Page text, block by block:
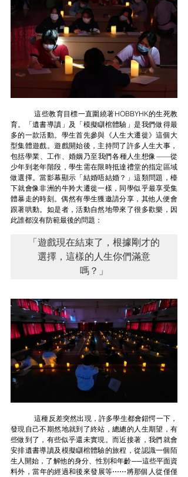
這些教育目標一直圍繞著HOBBYHK的生死教
育。「遺書導讀」及「模擬瞓棺體驗」是我們做得最
多的一款活動。學生首先參與《人生大遷徙》這個大
型集體遊戲。遊戲開始後，主持問了許多人生大事，
包括學業、工作、婚姻乃至我們各種人生想像——從
少年到老年階段，學生需在限時抵達禮堂的指定區域
做選擇。當影幕顯示「結婚唔結婚？」這類問題，檯
下就會像非洲的牛羚大遷徙一樣，同學似乎最享受集
體暴走的時刻。偶然有學生獲邀請分享，其他人便會
跟著哄動。如是者，活動自然地帶來了很多歡樂，因
此誰都沒有防範最後的問題：
「遊戲現在結束了，根據剛才的
選擇，這樣的人生你們滿意
嗎？」
	這種反差突然出現，許多學生都會錯愕一下，
發現自己不期然地就到了終站，總總的人生期望，有
些做到了，有些似乎還未實現。而近接著，我們就會
安排遺書導讀及模擬瞓棺體驗的旅程，從認識一個陌
生人開始，了解他的身分、性別和年齡──這些平面資
料外，當年的經過和後來發展等⋯⋯將那個人從僅僅